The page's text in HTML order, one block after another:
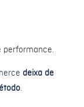
performance.
deixa de
.